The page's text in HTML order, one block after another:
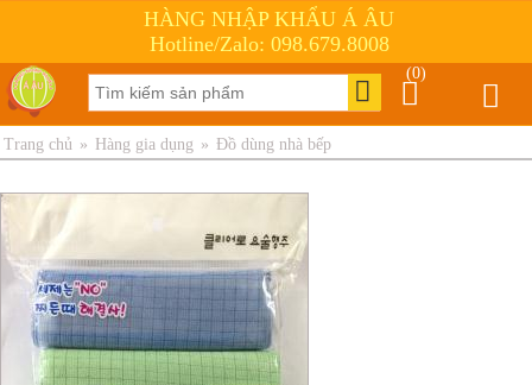
HÀNG NHẬP KHẨU Á ÂU
Hotline/Zalo: 098.679.8008
(0)
Trang chủ » Hàng gia dụng » Đồ dùng nhà bếp